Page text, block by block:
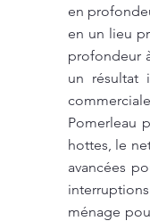
en
en un lieu
profondeur
un résultat
Pomerleau
hottes, le
avancées
ménage